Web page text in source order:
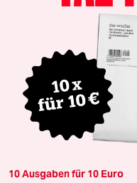
10 Ausgaben für 10 Euro